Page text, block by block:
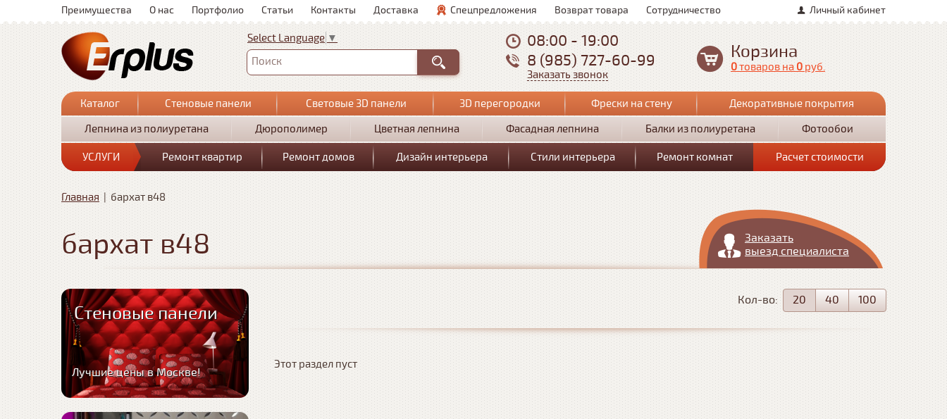
Личный кабинет
Преимущества О нас Портфолио Статьи Контакты Доставка Спецпредложения Возврат товара Сотрудничество
Select Language ▼
Поиск
08:00 - 19:00
8 (985) 727-60-99
Заказать звонок
Корзина
0товаров на 0 руб.
Каталог Стеновые панели Световые 3D панели 3D перегородки Фрески на стену
Декоративные покрытия
Лепнина из полиуретана
Дюрополимер Цветная лепнина Фасадная лепнина Балки из полиуретана Фотообои
УСЛУГИ Ремонт квартир Ремонт домов Дизайн интерьера Стили интерьера Ремонт комнат Расчет стоимости
Главная | бархат в48
Заказать
выезд специалиста
бархат в48
Кол-во: 20 40 100
Этот раздел пуст
Стеновые панели
Лучшие цены в Москве!